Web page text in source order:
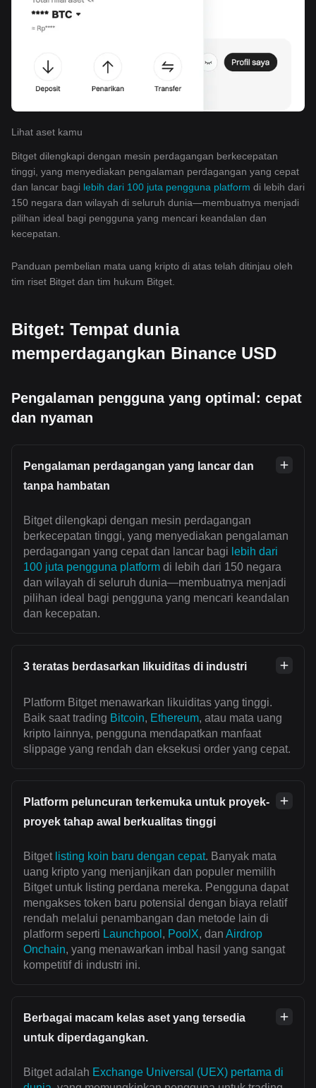
Lihat aset kamu
Bitget dilengkapi dengan mesin perdagangan berkecepatan
tinggi, yang menyediakan pengalaman perdagangan yang cepat
dan lancar bagi lebih dari 100 juta pengguna platform di lebih dari
150 negara dan wilayah di seluruh dunia—membuatnya menjadi
pilihan ideal bagi pengguna yang mencari keandalan dan
kecepatan.
Panduan pembelian mata uang kripto di atas telah ditinjau oleh
tim riset Bitget dan tim hukum Bitget.
Bitget: Tempat dunia
memperdagangkan Binance USD
Pengalaman pengguna yang optimal: cepat
dan nyaman
Pengalaman perdagangan yang lancar dan
tanpa hambatan
Bitget dilengkapi dengan mesin perdagangan
berkecepatan tinggi, yang menyediakan pengalaman
perdagangan yang cepat dan lancar bagi lebih dari
100 juta pengguna platform di lebih dari 150 negara
dan wilayah di seluruh dunia—membuatnya menjadi
pilihan ideal bagi pengguna yang mencari keandalan
dan kecepatan.
3 teratas berdasarkan likuiditas di industri
Platform Bitget menawarkan likuiditas yang tinggi.
Baik saat trading Bitcoin, Ethereum, atau mata uang
kripto lainnya, pengguna mendapatkan manfaat
slippage yang rendah dan eksekusi order yang cepat.
Platform peluncuran terkemuka untuk proyek-
proyek tahap awal berkualitas tinggi
Bitget listing koin baru dengan cepat. Banyak mata
uang kripto yang menjanjikan dan populer memilih
Bitget untuk listing perdana mereka. Pengguna dapat
mengakses token baru potensial dengan biaya relatif
rendah melalui penambangan dan metode lain di
platform seperti Launchpool , PoolX, dan Airdrop
Onchain, yang menawarkan imbal hasil yang sangat
kompetitif di industri ini.
Berbagai macam kelas aset yang tersedia
untuk diperdagangkan.
Bitget adalah Exchange Universal (UEX) pertama di